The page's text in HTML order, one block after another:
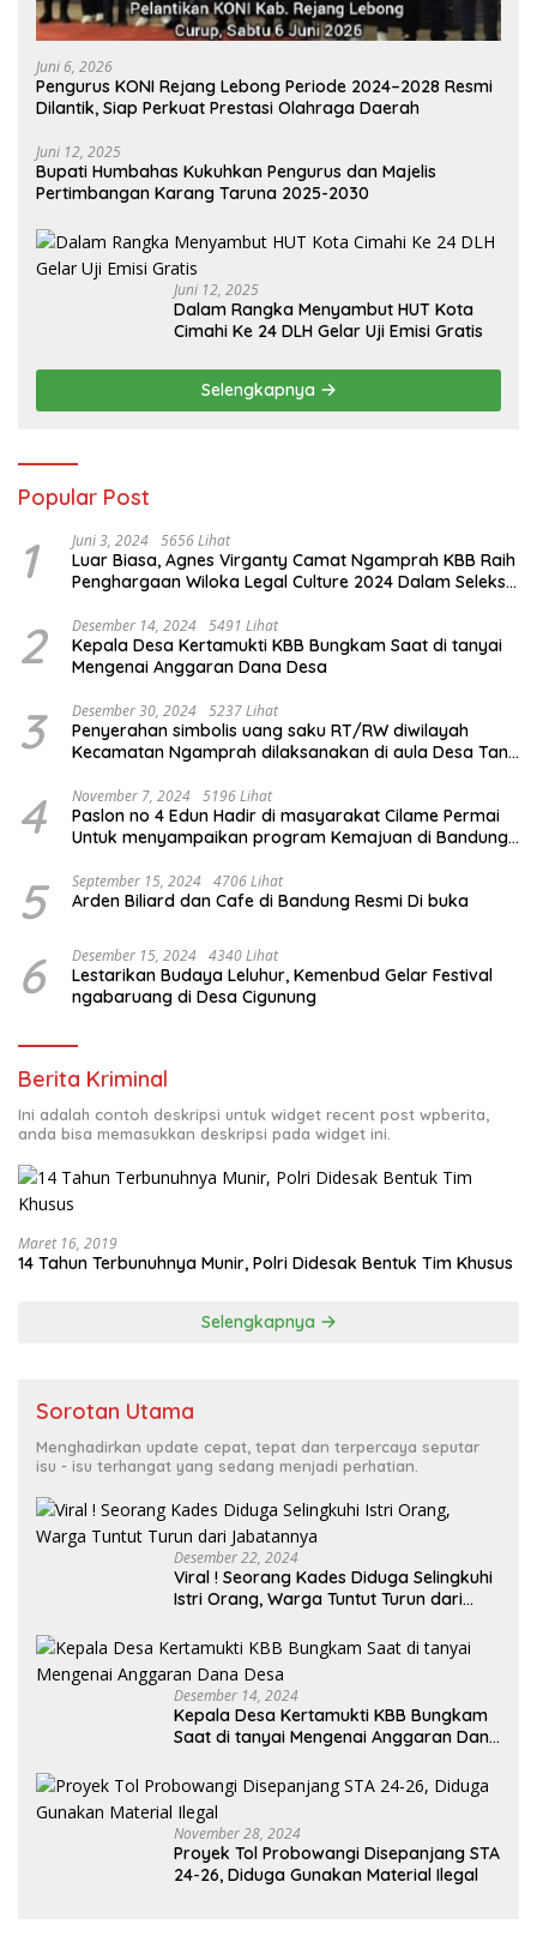
Juni 6, 2026
Pengurus KONI Rejang Lebong Periode 2024–2028 Resmi
Dilantik, Siap Perkuat Prestasi Olahraga Daerah
Juni 12, 2025
Bupati Humbahas Kukuhkan Pengurus dan Majelis
Pertimbangan Karang Taruna 2025-2030
Juni 12, 2025
Dalam Rangka Menyambut HUT Kota
Cimahi Ke 24 DLH Gelar Uji Emisi Gratis
Selengkapnya
Popular Post
1 Juni 3, 2024 5656 Lihat
Luar Biasa, Agnes Virganty Camat Ngamprah KBB Raih
Penghargaan Wiloka Legal Culture 2024 Dalam Seleksi
2 Desember 14, 2024 5491 Lihat
Kepala Desa Kertamukti KBB Bungkam Saat di tanyai
Mengenai Anggaran Dana Desa
3 Desember 30, 2024 5237 Lihat
Penyerahan simbolis uang saku RT/RW diwilayah
Kecamatan Ngamprah dilaksanakan di aula Desa Tani
4 November 7, 2024 5196 Lihat
Paslon no 4 Edun Hadir di masyarakat Cilame Permai
Untuk menyampaikan program Kemajuan di Bandung
5 September 15, 2024 4706 Lihat
Arden Biliard dan Cafe di Bandung Resmi Di buka
6 Desember 15, 2024 4340 Lihat
Lestarikan Budaya Leluhur, Kemenbud Gelar Festival
ngabaruang di Desa Cigunung
Berita Kriminal
Ini adalah contoh deskripsi untuk widget recent post wpberita,
anda bisa memasukkan deskripsi pada widget ini.
Maret 16, 2019
14 Tahun Terbunuhnya Munir, Polri Didesak Bentuk Tim Khusus
Selengkapnya
Sorotan Utama
Menghadirkan update cepat, tepat dan terpercaya seputar
isu - isu terhangat yang sedang menjadi perhatian.
Desember 22, 2024
Viral ! Seorang Kades Diduga Selingkuhi
Istri Orang, Warga Tuntut Turun dari
Desember 14, 2024
Kepala Desa Kertamukti KBB Bungkam
Saat di tanyai Mengenai Anggaran Dana
November 28, 2024
Proyek Tol Probowangi Disepanjang STA
24-26, Diduga Gunakan Material Ilegal